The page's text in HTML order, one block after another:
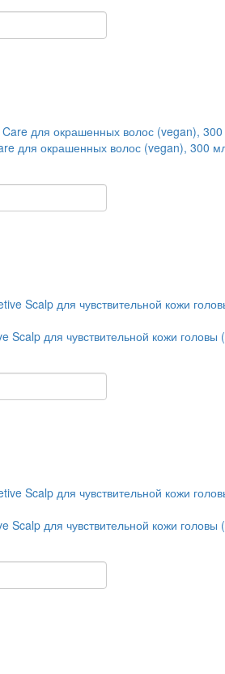
для окрашенных волос (vegan), 300
Scalp для чувствительной кожи
Scalp для чувствительной кожи